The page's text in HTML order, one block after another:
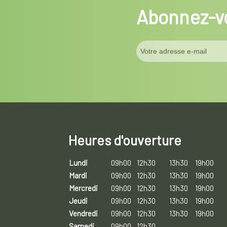
Abonnez-
Heures d'ouverture
Lundi 09h00 12h30 13h30
19h00
Mardi
09h00 12h30 13h30
19h00
Mercredi
09h00 12h30 13h30
19h00
Jeudi
09h00 12h30 13h30
19h00
Vendredi
09h00 12h30 13h30
19h00